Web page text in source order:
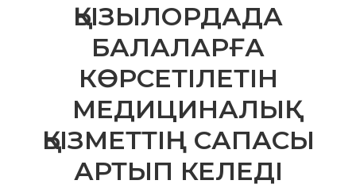
ҚЫЗЫЛОРДАДА
БАЛАЛАРҒА
КӨРСЕТІЛЕТІН
МЕДИЦИНАЛЫҚ
ҚЫЗМЕТТІҢ САПАСЫ
АРТЫП КЕЛЕДІ